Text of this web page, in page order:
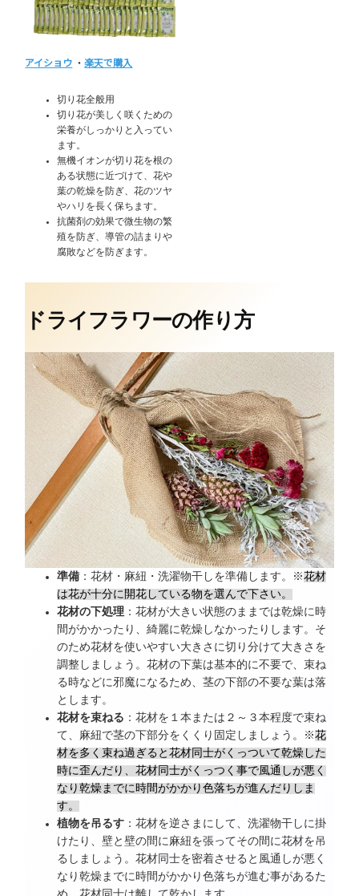
アイショウ ・楽天で購入
切り花全般用
切り花が美しく咲くための
栄養がしっかりと入ってい
ます。
無機イオンが切り花を根の
ある状態に近づけて、花や
葉の乾燥を防ぎ、花のツヤ
やハリを長く保ちます。
抗菌剤の効果で微生物の繁
殖を防ぎ、導管の詰まりや
腐敗などを防ぎます。
ドライフラワーの作り方
準備 ：花材・麻紐・洗濯物干しを準備します。※花材
は花が十分に開花している物を選んで下さい。
花材の下処理 ：花材が大きい状態のままでは乾燥に時
間がかかったり、綺麗に乾燥しなかったりします。そ
のため花材を使いやすい大きさに切り分けて大きさを
調整しましょう。花材の下葉は基本的に不要で、束ね
る時などに邪魔になるため、茎の下部の不要な葉は落
とします。
花材を束ねる ：花材を１本または２～３本程度で束ね
て、麻紐で茎の下部分をくくり固定しましょう。※花
材を多く束ね過ぎると花材同士がくっついて乾燥した
時に歪んだり、花材同士がくっつく事で風通しが悪く
なり乾燥までに時間がかかり色落ちが進んだりしま
す。
植物を吊るす ：花材を逆さまにして、洗濯物干しに掛
けたり、壁と壁の間に麻紐を張ってその間に花材を吊
るしましょう。花材同士を密着させると風通しが悪く
なり乾燥までに時間がかかり色落ちが進む事があるた